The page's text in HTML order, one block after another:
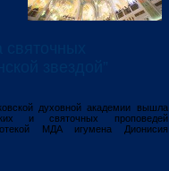
духовной академии вышла
и святочных проповедей
МДА игумена Дионисия